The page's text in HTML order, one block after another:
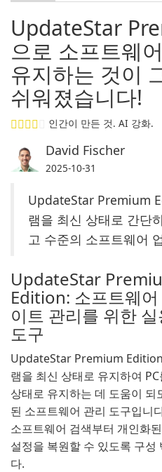
UpdateStar
으로 소프트웨
유지하는 것이
쉬워졌습니다!
인간이 만든 것. AI 강화.
David Fischer
2025-10-31
UpdateStar Premium
램을 최신 상태로 간단
고 수준의 소프트웨어
UpdateStar
Edition: 소프트웨어
이트 관리를 위한
도구
UpdateStar Premium
램을 최신 상태로 유지하여
상태로 유지하는 데 도움이 되
된 소프트웨어 관리 도구입니
소프트웨어 검색부터 개인화
설정을 복원할 수 있도록 구
다.